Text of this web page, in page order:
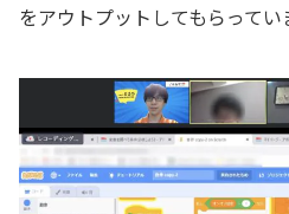
をアウトプットしてもらってい